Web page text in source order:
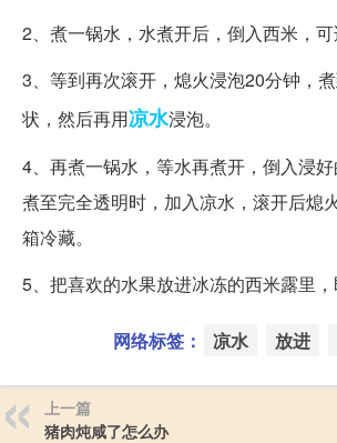
2、煮一锅水，水煮开后，倒入西米，可
3、等到再次滚开，熄火浸泡20分钟，
状，然后再用凉水浸泡。
4、再煮一锅水，等水再煮开，倒入浸
煮至完全透明时，加入凉水，滚开后熄
箱冷藏。
5、把喜欢的水果放进冰冻的西米露里，
网络标签： 凉水 放进
上一篇
猪肉炖咸了怎么办